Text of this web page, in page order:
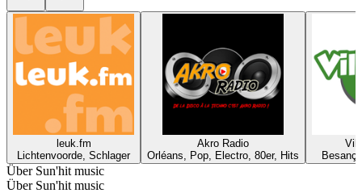
leuk.fm
Lichtenvoorde, Schlager
Akro Radio
Orléans, Pop, Electro, 80er, Hits
Über Sun'hit music
Über Sun'hit music